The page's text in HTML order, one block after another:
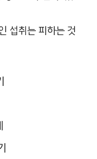
섭취는 피하는 것